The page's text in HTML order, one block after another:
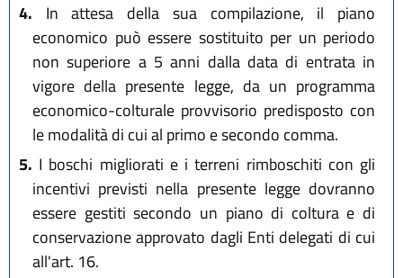
4. In attesa della sua compilazione, il piano
economico può essere sostituito per un periodo
non superiore a 5 anni dalla data di entrata in
vigore della presente legge, da un programma
economico-colturale provvisorio predisposto con
le modalità di cui al primo e secondo comma.
5. I boschi migliorati e i terreni rimboschiti con gli
incentivi previsti nella presente legge dovranno
essere gestiti secondo un piano di coltura e di
conservazione approvato dagli Enti delegati di cui
all'art. 16.